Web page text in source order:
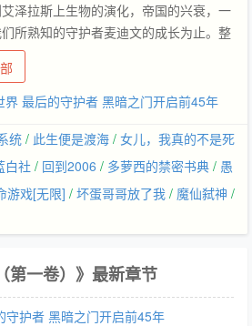
泽拉斯上生物的演化，帝国的兴衰，一
所熟知的守护者麦迪文的成长为止。整
经悬而未决设定的答案，细节讲述了所
兽世界》之所以能够成为全球玩家数量
了令人震撼的世界景观和角色设定外，
界 最后的守护者 黑暗之门开启前45年
统 / 此生便是渡海 / 女儿，我真的不是死
白社 / 回到2006 / 多萝西的禁密书典 / 愚
游戏[无限] / 坏蛋哥哥放了我 / 魔仙弑神 /
第一卷）》最新章节
守护者 黑暗之门开启前45年